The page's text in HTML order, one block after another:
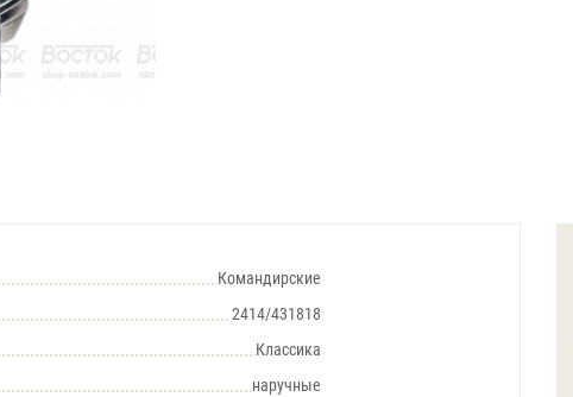
Командирские
2414/431818
Классика
наручные